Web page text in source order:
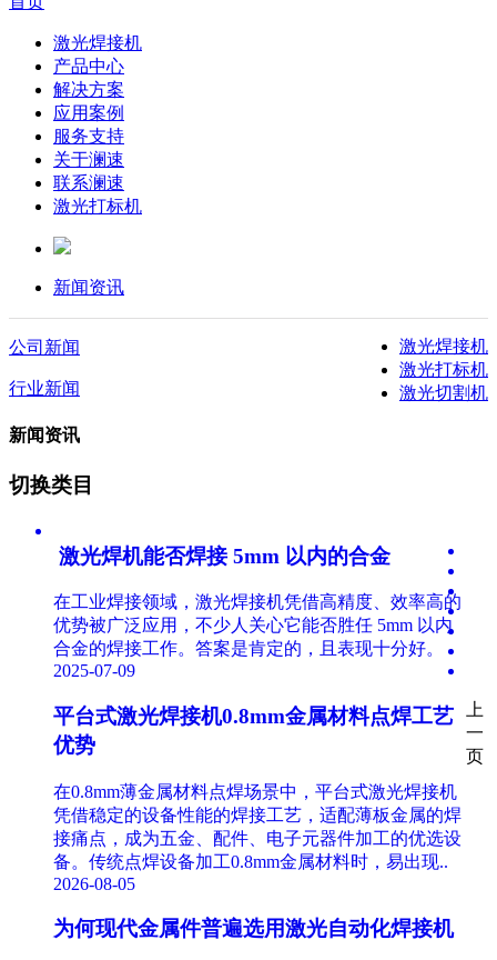
激光焊接机
产品中心
解决方案
应用案例
服务支持
关于澜速
联系澜速
激光打标机
新闻资讯
激光焊接机
激光打标机
激光切割机
公司新闻
行业新闻
新闻资讯
切换类目
​ 激光焊机能否焊接 5mm 以内的合金
在工业焊接领域，激光焊接机凭借高精度、效率高的
优势被广泛应用，不少人关心它能否胜任 5mm 以内
合金的焊接工作。答案是肯定的，且表现十分好。​
2025-07-09
平台式激光焊接机0.8mm金属材料点焊工艺
优势
在0.8mm薄金属材料点焊场景中，平台式激光焊接机
凭借稳定的设备性能的焊接工艺，适配薄板金属的焊
接痛点，成为五金、配件、电子元器件加工的优选设
备。传统点焊设备加工0.8mm金属材料时，易出现..
2026-08-05
为何现代金属件普遍选用激光自动化焊接机
上
一
页